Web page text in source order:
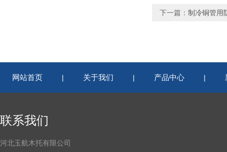
下一篇： 制冷铜管用
网站首页 | 关于我们 | 产品中心 |
联系我们
河北玉航木托有限公司